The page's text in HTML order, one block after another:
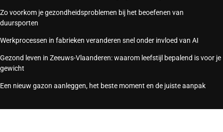
Zo voorkom je gezondheidsproblemen bij het beoefenen van
duursporten
Werkprocessen in fabrieken veranderen snel onder invloed van AI
Gezond leven in Zeeuws-Vlaanderen: waarom leefstijl bepalend is voor je
gewicht
Een nieuw gazon aanleggen, het beste moment en de juiste aanpak